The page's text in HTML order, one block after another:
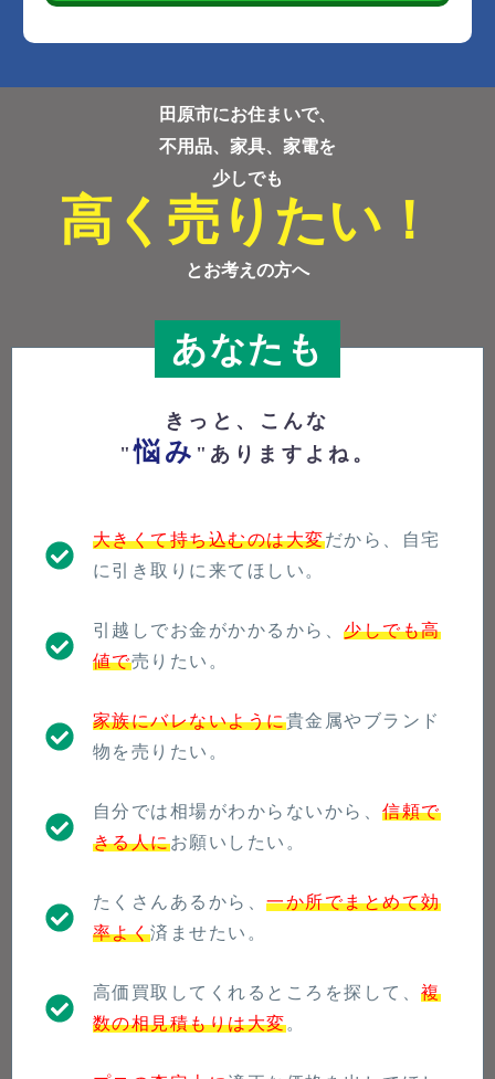
田原市にお住まいで、
不用品、家具、家電を
少しでも
高く売りたい！
とお考えの方へ
あなたも
きっと、こんな
"悩み "ありますよね。
大きくて持ち込むのは大変だから、自宅
に引き取りに来てほしい。
引越しでお金がかかるから、 少しでも高
値で売りたい。
家族にバレないように貴金属やブランド
物を売りたい。
自分では相場がわからないから、 信頼で
きる人にお願いしたい。
たくさんあるから、 一か所でまとめて効
率よく済ませたい。
高価買取してくれるところを探して、 複
数の相見積もりは大変。